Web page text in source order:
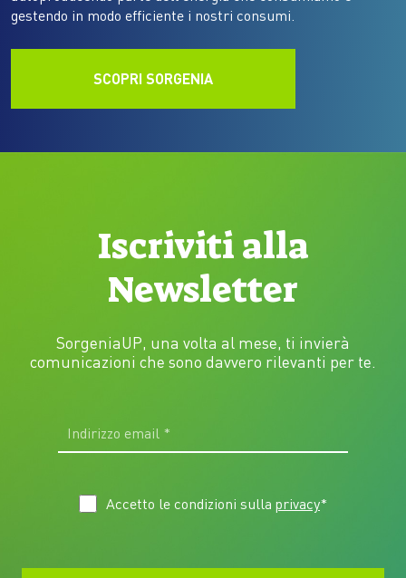
gestendo in modo efficiente i nostri consumi.
SCOPRI SORGENIA
Iscriviti alla
Newsletter
SorgeniaUP, una volta al mese, ti invierà
comunicazioni che sono davvero rilevanti per te.
Accetto le condizioni sulla privacy*